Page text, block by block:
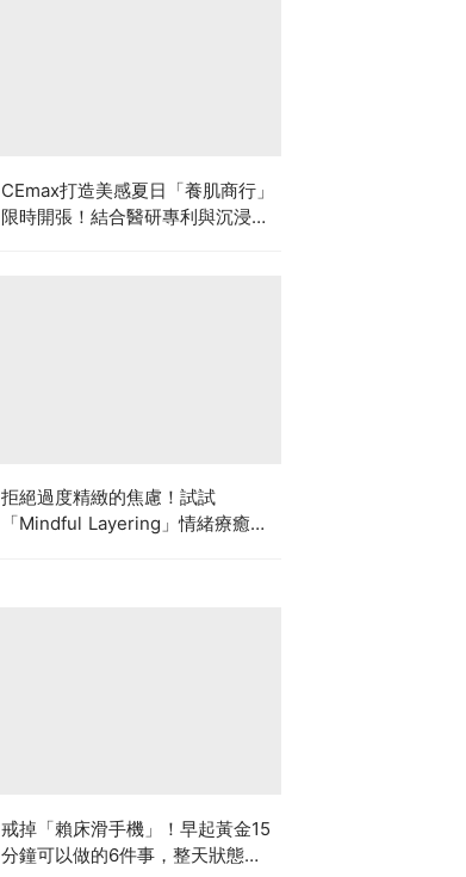
CEmax打造美感夏日「養肌商行」
限時開張！結合醫研專利與沉浸式
拒絕過度精緻的焦慮！試試
「Mindful Layering」情緒療癒
戒掉「賴床滑手機」！早起黃金15
分鐘可以做的6件事，整天狀態好